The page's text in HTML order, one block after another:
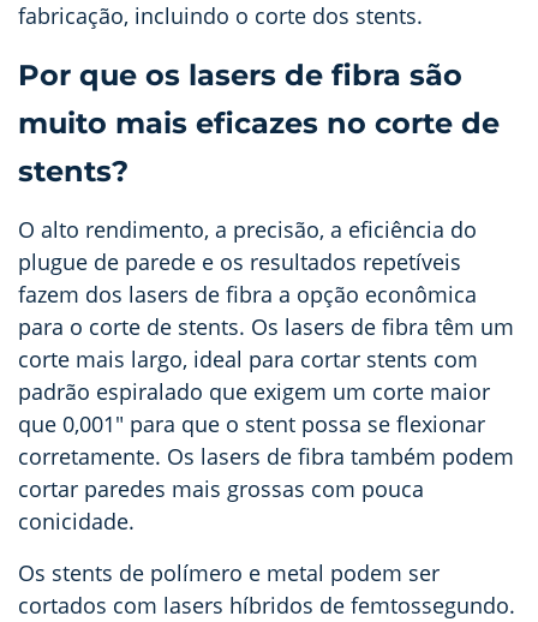
fabricação, incluindo o corte dos stents.
Por que os lasers de fibra são
muito mais eficazes no corte de
stents?
O alto rendimento, a precisão, a eficiência do
plugue de parede e os resultados repetíveis
fazem dos lasers de fibra a opção econômica
para o corte de stents. Os lasers de fibra têm um
corte mais largo, ideal para cortar stents com
padrão espiralado que exigem um corte maior
que 0,001" para que o stent possa se flexionar
corretamente. Os lasers de fibra também podem
cortar paredes mais grossas com pouca
conicidade.
Os stents de polímero e metal podem ser
cortados com lasers híbridos de femtossegundo.